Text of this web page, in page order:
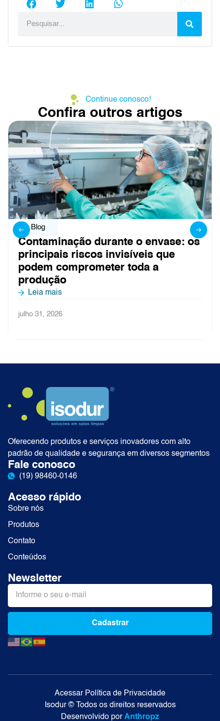
Continue conosco!
Confira outros artigos
Blog
Contaminação durante o envase: os
principais riscos invisíveis que
podem comprometer toda a
produção
Leia mais
julho 31, 2026
Oferecendo produtos e serviços inovadores com alto
padrão de qualidade e segurança em diversos segmentos
Fale conosco
(19) 98460-0146
Acesso rápido
Sobre nós
Produtos
Contato
Conteúdos
Newsletter
Cadastrar
Alternative:
Acessar Política de Privacidade
Isodur © Todos os direitos reservados
Desenvolvido por Anthropz